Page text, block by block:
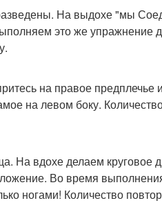
На выдохе "мы
это же упражнение
на правое предплечье
на левом боку.
На вдохе делаем круговое
Во время
ногами! Количество